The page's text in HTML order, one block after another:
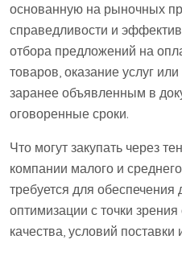
основанную на рыночных
справедливости и
отбора предложений на
товаров, оказание услуг
заранее объявленным в
оговоренные сроки.
Что могут закупать через
компании малого и
требуется для обеспечения
оптимизации с точки
качества, условий поставки